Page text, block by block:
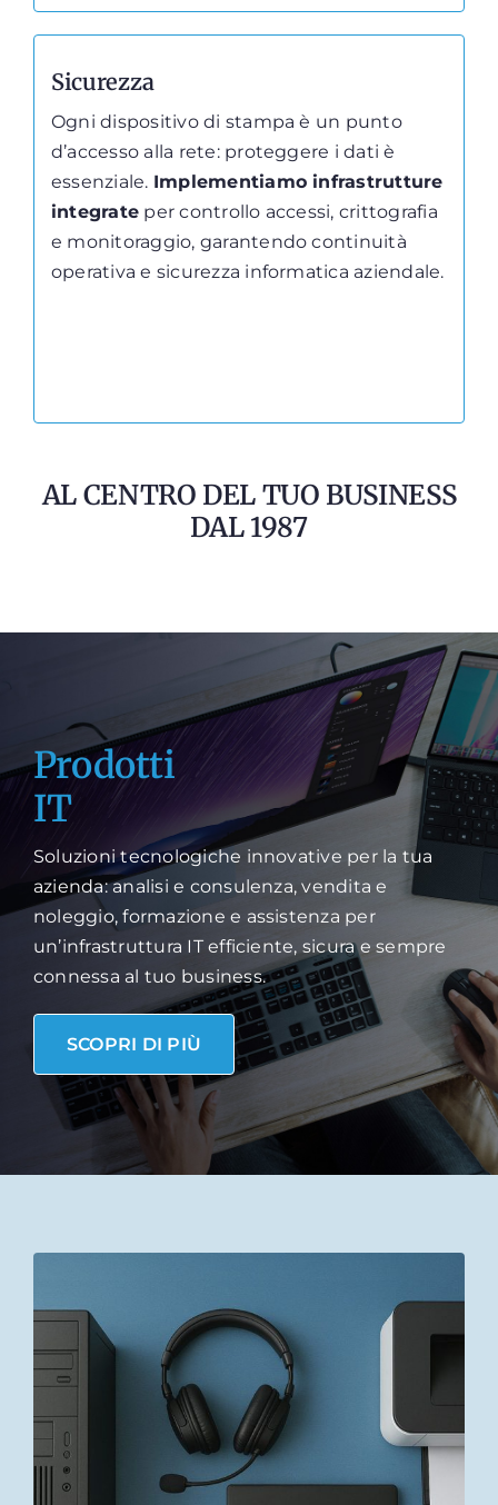
Sicurezza
Ogni dispositivo di stampa è un punto
d’accesso alla rete: proteggere i dati è
essenziale. Implementiamo infrastrutture
integrate per controllo accessi, crittografia
e monitoraggio, garantendo continuità
operativa e sicurezza informatica aziendale.
AL CENTRO DEL TUO BUSINESS
DAL 1987
Prodotti
IT
Soluzioni tecnologiche innovative per la tua
azienda: analisi e consulenza, vendita e
noleggio, formazione e assistenza per
un’infrastruttura IT efficiente, sicura e sempre
connessa al tuo business.
SCOPRI DI PIÙ